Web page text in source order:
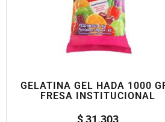
GELATINA GEL HADA 1000
FRESA INSTITUCIONAL
$31.303